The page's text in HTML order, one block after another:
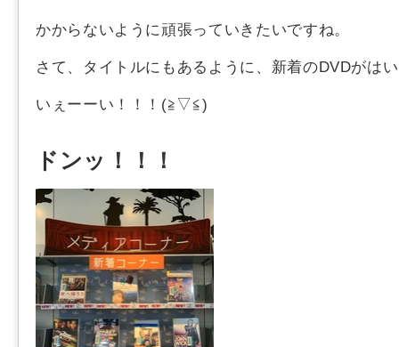
かからないように頑張っていきたいですね。
さて、タイトルにもあるように、新着のDVDがは
いぇーーい！！！(≧▽≦)
ドンッ！！！